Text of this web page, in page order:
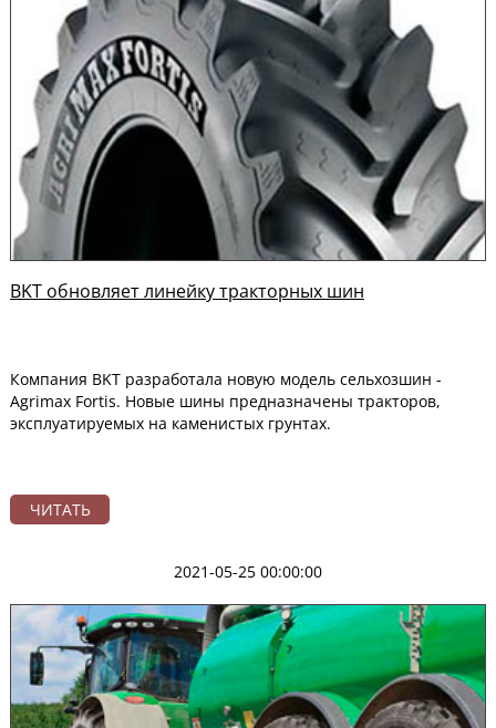
BKT обновляет линейку тракторных шин
Компания BKT разработала новую модель сельхозшин -
Agrimax Fortis. Новые шины предназначены тракторов,
эксплуатируемых на каменистых грунтах.
ЧИТАТЬ
2021-05-25 00:00:00